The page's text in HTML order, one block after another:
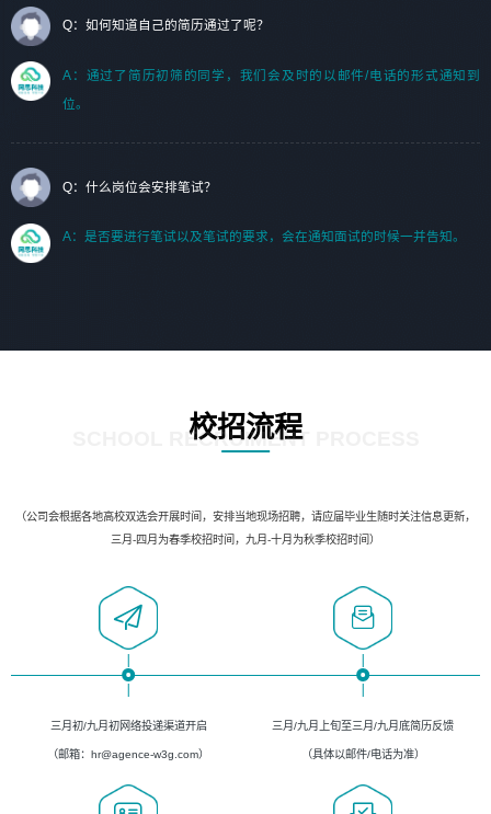
Q：如何知道自己的简历通过了呢？
A：通过了简历初筛的同学，我们会及时的以邮件/电话的形式通知到
位。
Q：什么岗位会安排笔试？
A：是否要进行笔试以及笔试的要求，会在通知面试的时候一并告知。
校招流程
SCHOOL RECRUIMENT PROCESS
（公司会根据各地高校双选会开展时间，安排当地现场招聘，请应届毕业生随时关注信息更新，
三月-四月为春季校招时间，九月-十月为秋季校招时间）
三月初/九月初网络投递渠道开启
（邮箱：hr@agence-w3g.com）
三月/九月上旬至三月/九月底简历反馈
（具体以邮件/电话为准）